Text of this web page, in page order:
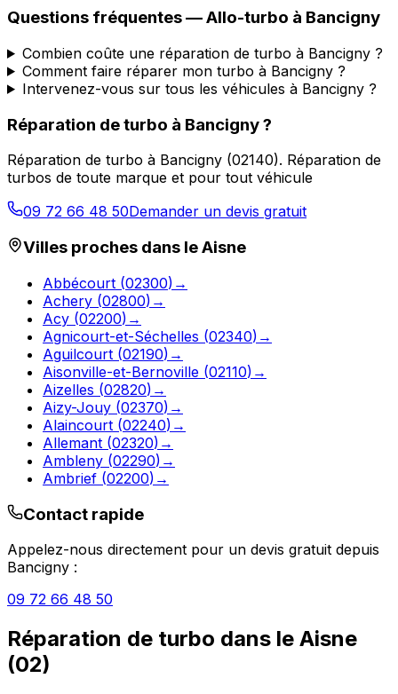
Questions fréquentes —Allo-turbo à Bancigny
Combien coûte une réparation de turbo à Bancigny ?
Comment faire réparer mon turbo à Bancigny ?
Intervenez-vous sur tous les véhicules à Bancigny ?
Réparation de turbo à Bancigny?
Réparation de turbo à Bancigny (02140). Réparation de
turbos de toute marque et pour tout véhicule
09 72 66 48 50Demander un devis gratuit
Villes proches dans leAisne
Abbécourt (02300) →
Achery (02800) →
Acy (02200) →
Agnicourt-et-Séchelles (02340) →
Aguilcourt (02190) →
Aisonville-et-Bernoville (02110) →
Aizelles (02820) →
Aizy-Jouy (02370) →
Alaincourt (02240) →
Allemant (02320) →
Ambleny (02290) →
Ambrief (02200) →
Contact rapide
Appelez-nous directement pour un devis gratuit depuis
Bancigny :
09 72 66 48 50
Réparation de turbo dans le Aisne
(02)